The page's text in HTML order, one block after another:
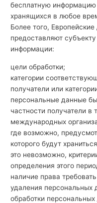
бесплатную
хранящихся в любое
Более того,
предоставляют
информации:
цели обработки;
категории
получатели или
персональные данные
частности получатели в
международных
где возможно,
которого будут
это невозможно,
определения этого
наличие права
удаления персональных
обработки